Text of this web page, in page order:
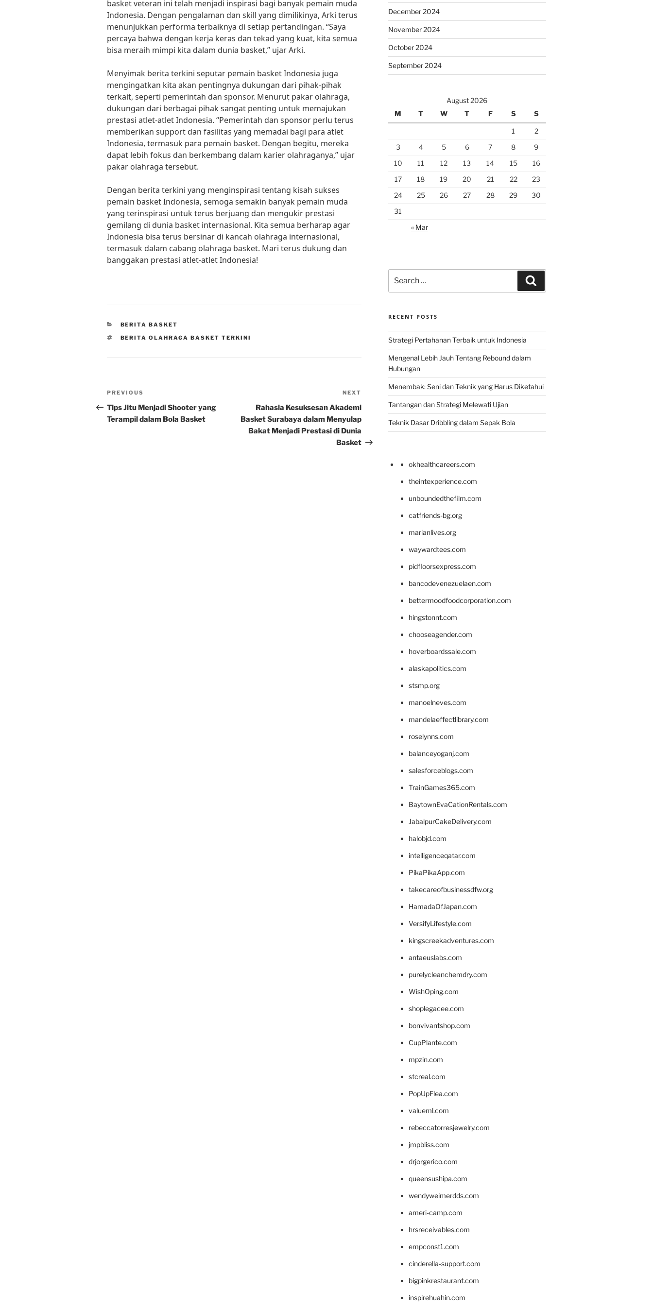
basket veteran ini telah menjadi inspirasi bagi banyak pemain muda
Indonesia. Dengan pengalaman dan skill yang dimilikinya, Arki terus
menunjukkan performa terbaiknya di setiap pertandingan. “Saya
percaya bahwa dengan kerja keras dan tekad yang kuat, kita semua
bisa meraih mimpi kita dalam dunia basket,” ujar Arki.
Menyimak berita terkini seputar pemain basket Indonesia juga
mengingatkan kita akan pentingnya dukungan dari pihak-pihak
terkait, seperti pemerintah dan sponsor. Menurut pakar olahraga,
dukungan dari berbagai pihak sangat penting untuk memajukan
prestasi atlet-atlet Indonesia. “Pemerintah dan sponsor perlu terus
memberikan support dan fasilitas yang memadai bagi para atlet
Indonesia, termasuk para pemain basket. Dengan begitu, mereka
dapat lebih fokus dan berkembang dalam karier olahraganya,” ujar
pakar olahraga tersebut.
Dengan berita terkini yang menginspirasi tentang kisah sukses
pemain basket Indonesia, semoga semakin banyak pemain muda
yang terinspirasi untuk terus berjuang dan mengukir prestasi
gemilang di dunia basket internasional. Kita semua berharap agar
Indonesia bisa terus bersinar di kancah olahraga internasional,
termasuk dalam cabang olahraga basket. Mari terus dukung dan
banggakan prestasi atlet-atlet Indonesia!
CATEGORIES
BERITA BASKET
TAGS
BERITA OLAHRAGA BASKET TERKINI
Post
navigation
Previous
Post
PREVIOUS
Tips Jitu Menjadi Shooter yang
Terampil dalam Bola Basket
Post
NEXT
Rahasia Kesuksesan Akademi
Basket Surabaya dalam Menyulap
Bakat Menjadi Prestasi di Dunia
Basket
December 2024
November 2024
October 2024
September 2024
August 2026
M
T W T F S S
1
2
3
4 5 6 7 8
9
10
11 12 13 14 15
16
17
18 19 20 21 22
23
24
25 26 27 28 29
30
31
« Mar
for:
RECENT POSTS
Strategi Pertahanan Terbaik untuk Indonesia
Mengenal Lebih Jauh Tentang Rebound dalam
Hubungan
Menembak: Seni dan Teknik yang Harus Diketahui
Tantangan dan Strategi Melewati Ujian
Teknik Dasar Dribbling dalam Sepak Bola
okhealthcareers.com
theintexperience.com
unboundedthefilm.com
catfriends-bg.org
marianlives.org
waywardtees.com
pidfloorsexpress.com
bancodevenezuelaen.com
bettermoodfoodcorporation.com
hingstonnt.com
chooseagender.com
hoverboardssale.com
alaskapolitics.com
stsmp.org
manoelneves.com
mandelaeffectlibrary.com
roselynns.com
balanceyoganj.com
salesforceblogs.com
TrainGames365.com
BaytownEvaCationRentals.com
JabalpurCakeDelivery.com
halobjd.com
intelligenceqatar.com
PikaPikaApp.com
takecareofbusinessdfw.org
HamadaOfJapan.com
VersifyLifestyle.com
kingscreekadventures.com
antaeuslabs.com
purelycleanchemdry.com
WishOping.com
shoplegacee.com
bonvivantshop.com
CupPlante.com
mpzin.com
stcreal.com
PopUpFlea.com
valueml.com
rebeccatorresjewelry.com
jmpbliss.com
drjorgerico.com
queensushipa.com
wendyweimerdds.com
ameri-camp.com
hrsreceivables.com
empconst1.com
cinderella-support.com
bigpinkrestaurant.com
inspirehuahin.com